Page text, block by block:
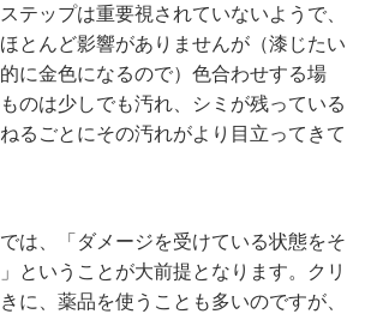
テップは重要視されていないようで、
とんど影響がありませんが（漆じたい
に金色になるので）色合わせする場
のは少しでも汚れ、シミが残っている
るごとにその汚れがより目立ってきて
は、「ダメージを受けている状態をそ
ということが大前提となります。クリ
に、薬品を使うことも多いのですが、